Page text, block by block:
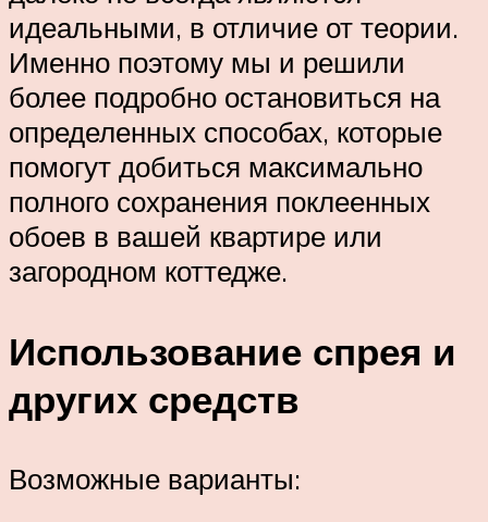
идеальными, в отличие от теории.
Именно поэтому мы и решили
более подробно остановиться на
определенных способах, которые
помогут добиться максимально
полного сохранения поклеенных
обоев в вашей квартире или
загородном коттедже.
Использование спрея и
других средств
Возможные варианты: